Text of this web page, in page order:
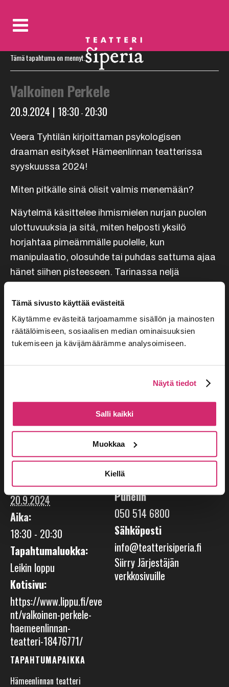
Tämä sivusto käyttää evästeitä
Käytämme evästeitä tarjoamamme sisällön ja mainosten
räätälöimiseen, sosiaalisen median ominaisuuksien
tukemiseen ja kävijämäärämme analysoimiseen.
Näytä tiedot
Salli kaikki
Muokkaa
Kiellä
Tämä tapahtuma on mennyt.
Valkoinen Perkele
20.9.2024 | 18:30 - 20:30
Veera Tyhtilän kirjoittaman psykologisen
draaman esitykset Hämeenlinnan teatterissa
syyskuussa 2024!
Miten pitkälle sinä olisit valmis menemään?
Näytelmä käsittelee ihmismielen nurjan puolen
ulottuvuuksia ja sitä, miten helposti yksilö
horjahtaa pimeämmälle puolelle, kun
manipulaatio, olosuhde tai puhdas sattuma ajaa
hänet siihen pisteeseen. Tarinassa neljä
kokeen siitä, miten herkästi ihmisen saa
manipuloitua tekemään toiselle pahaa.
Leikkimielinen tehtävä ajautuu erilaisten
sattumien kautta liian pitkälle.
TIEDOT
Päivämäärä:
20.9.2024
Aika:
18:30 - 20:30
Tapahtumaluokka:
Leikin loppu
Kotisivu:
https://www.lippu.fi/eve
nt/valkoinen-perkele-
haemeenlinnan-
teatteri-18476771/
TAPAHTUMAPAIKKA
Hämeenlinnan teatteri
JÄRJESTÄJÄ
Puhelin
050 514 6800
Sähköposti
info@teatterisiperia.fi
Siirry Järjestäjän
verkkosivuille